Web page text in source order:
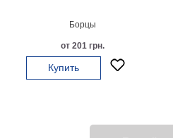
Борцы
от 201 грн.
Купить